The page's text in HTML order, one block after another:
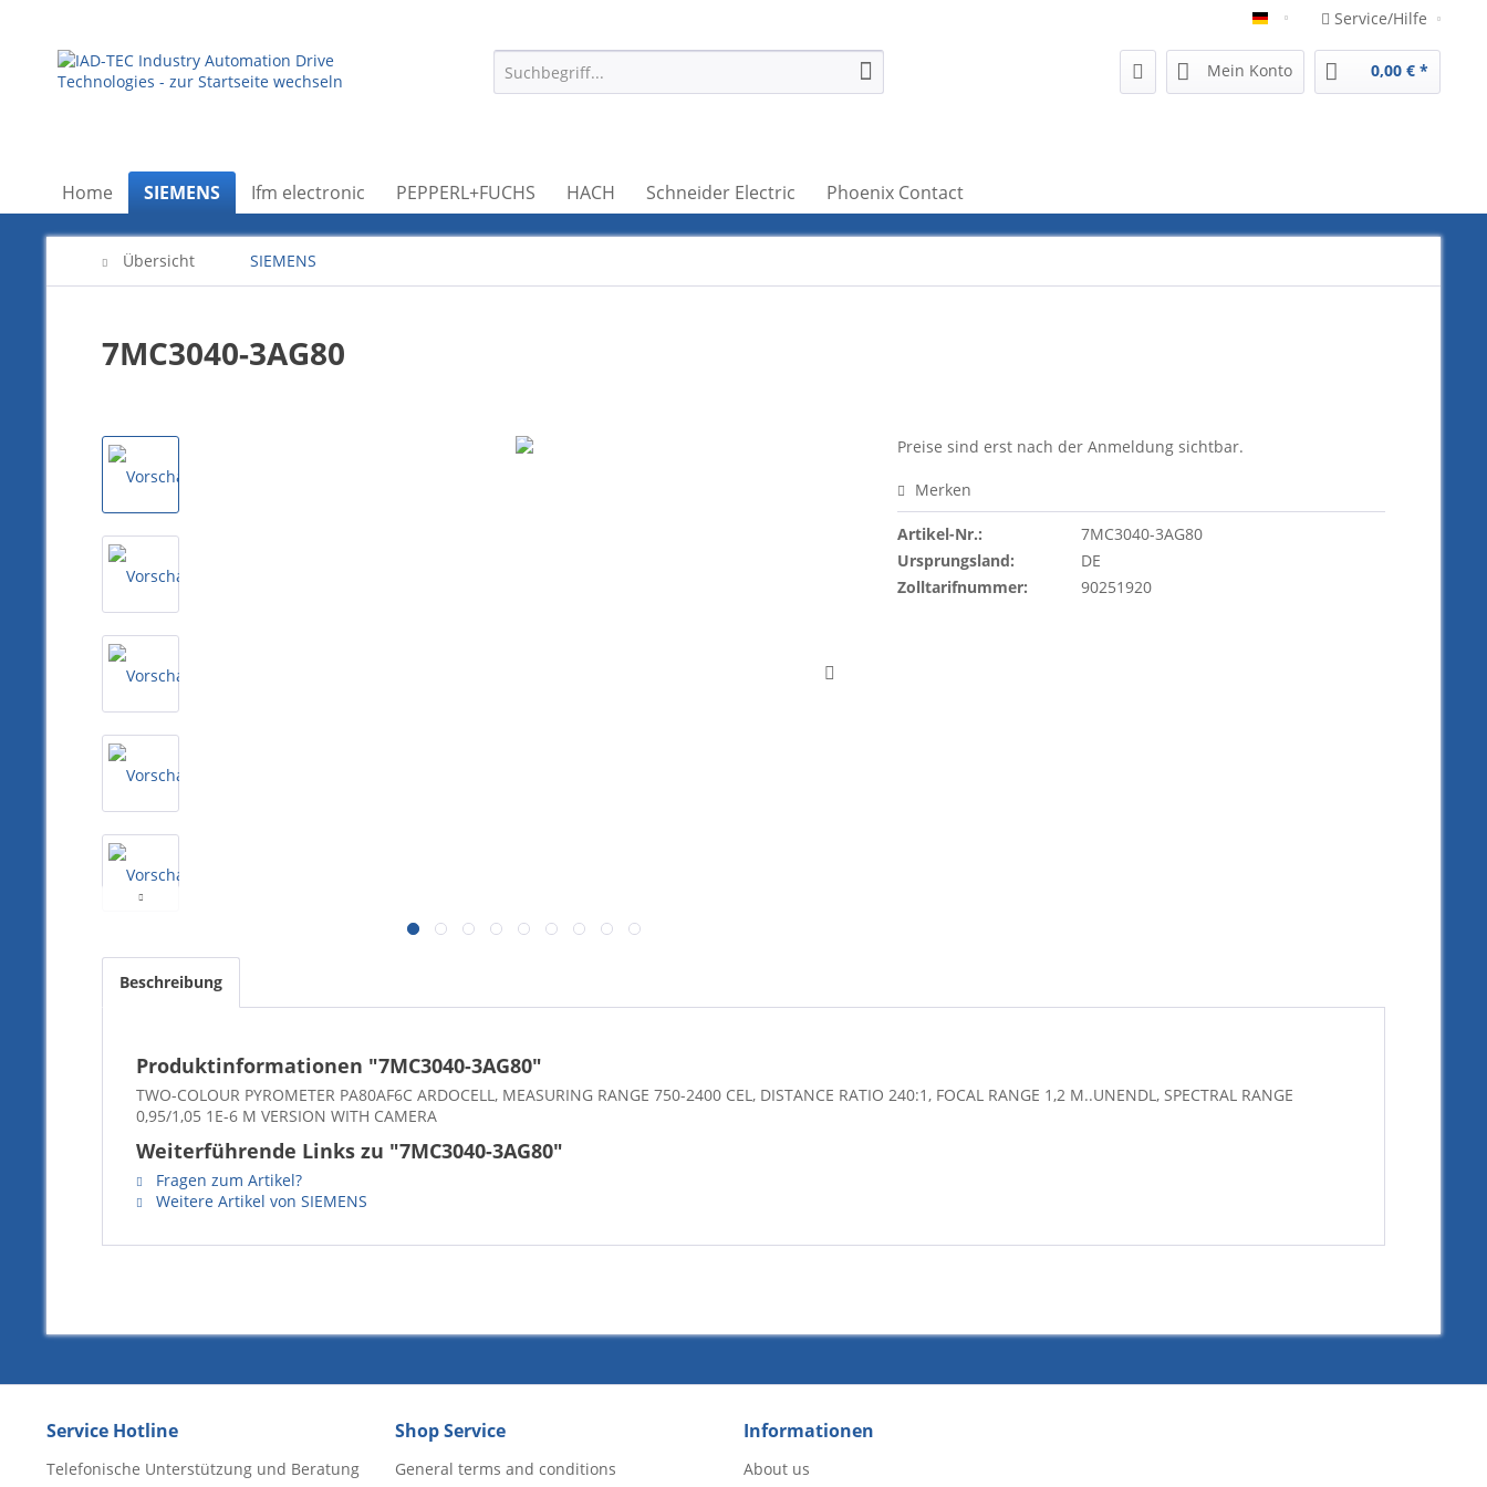
German Service/Hilfe
Mein Konto 0,00 € *
Home SIEMENS Ifm electronic PEPPERL+FUCHS HACH Schneider Electric Phoenix Contact
Übersicht SIEMENS
7MC3040-3AG80
Preise sind erst nach der Anmeldung sichtbar.
Merken
Artikel-Nr.:
7MC3040-3AG80
Ursprungsland:
DE
Zolltarifnummer:
90251920
Beschreibung
Produktinformationen "7MC3040-3AG80"
TWO-COLOUR PYROMETER PA80AF6C ARDOCELL, MEASURING RANGE 750-2400 CEL, DISTANCE RATIO 240:1, FOCAL RANGE 1,2 M..UNENDL, SPECTRAL RANGE
0,95/1,05 1E-6 M VERSION WITH CAMERA
Weiterführende Links zu "7MC3040-3AG80"
Fragen zum Artikel?
Weitere Artikel von SIEMENS
Service Hotline
Telefonische Unterstützung und Beratung
Shop Service
General terms and conditions
Informationen
About us